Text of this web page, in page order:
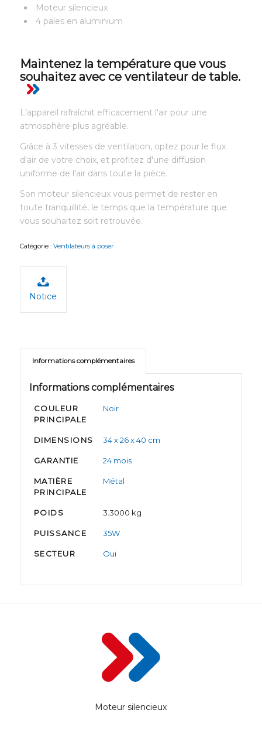
Moteur silencieux
4 pales en aluminium
Maintenez la température que vous
souhaitez avec ce ventilateur de table.
L'appareil rafraîchit efficacement l'air pour une
atmosphère plus agréable.
Grâce à 3 vitesses de ventilation, optez pour le flux
d'air de votre choix, et profitez d'une diffusion
uniforme de l'air dans toute la pièce.
Son moteur silencieux vous permet de rester en
toute tranquillité, le temps que la température que
vous souhaitez soit retrouvée.
Catégorie : Ventilateurs à poser
Notice
Informations complémentaires
Informations complémentaires
COULEUR
PRINCIPALE
Noir
DIMENSIONS 34 x 26 x 40 cm
GARANTIE 24 mois
MATIÈRE
PRINCIPALE
Métal
POIDS 3.3000 kg
PUISSANCE 35W
SECTEUR Oui
Moteur silencieux